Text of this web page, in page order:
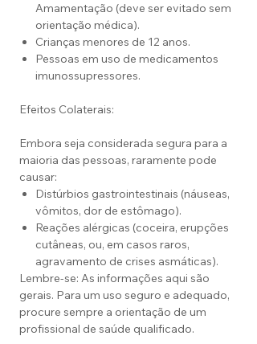
Amamentação (deve ser evitado sem
orientação médica).
Crianças menores de 12 anos.
Pessoas em uso de medicamentos
imunossupressores.
Efeitos Colaterais:
Embora seja considerada segura para a
maioria das pessoas, raramente pode
causar:
Distúrbios gastrointestinais (náuseas,
vômitos, dor de estômago).
Reações alérgicas (coceira, erupções
cutâneas, ou, em casos raros,
agravamento de crises asmáticas).
Lembre-se: As informações aqui são
gerais. Para um uso seguro e adequado,
procure sempre a orientação de um
profissional de saúde qualificado.